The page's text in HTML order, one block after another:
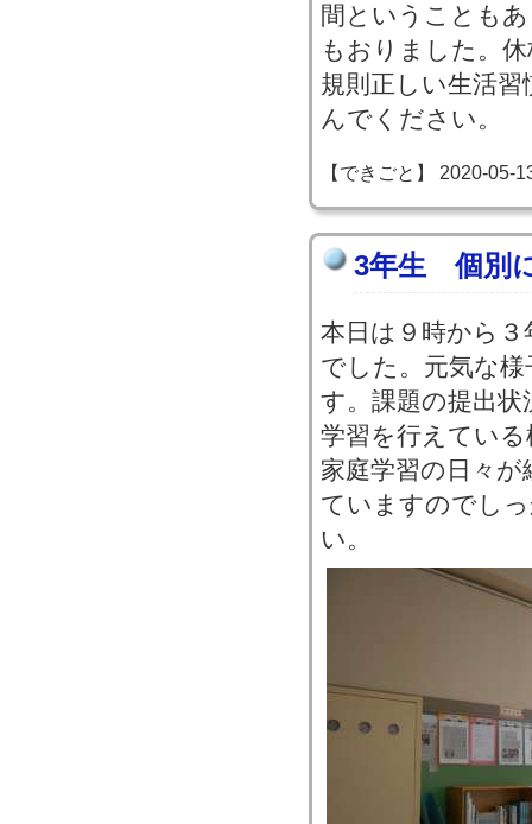
間ということも
もおりました。
規則正しい生活
んでください。
【できごと】 2020-05-
3年生 個別
本日は９時から
でした。元気な
す。課題の提出
学習を行えてい
家庭学習の日々
ていますのでし
い。